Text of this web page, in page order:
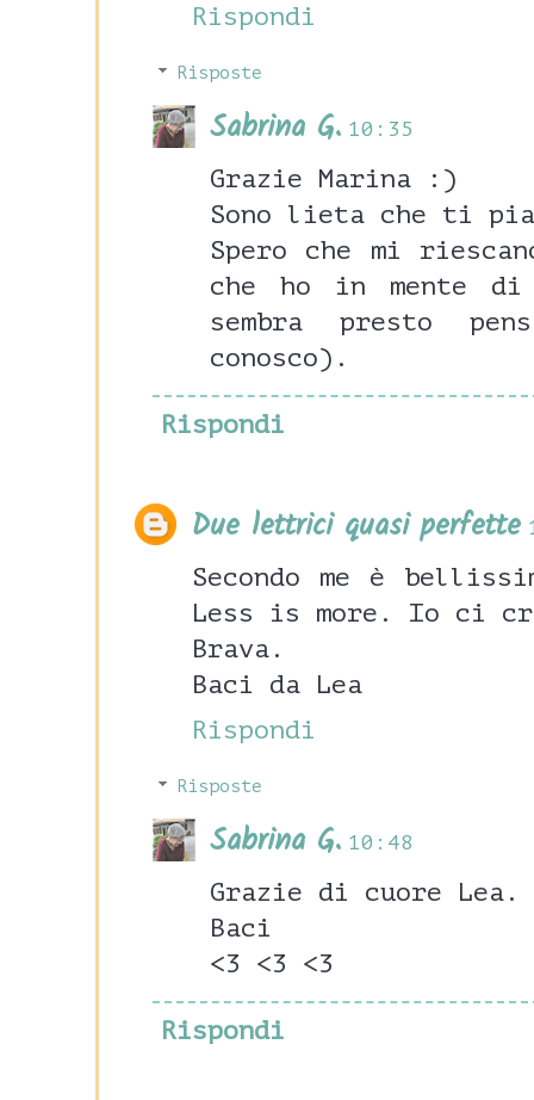
Rispondi
Risposte
Sabrina G. 10:35
Grazie Marina :)
Sono lieta che ti
Spero che mi
che ho in mente
sembra presto
conosco).
Rispondi
Due lettrici quasi perfette
Secondo me è
Less is more. Io ci
Brava.
Baci da Lea
Rispondi
Risposte
Sabrina G. 10:48
Grazie di cuore Lea.
Baci
<3 <3 <3
Rispondi